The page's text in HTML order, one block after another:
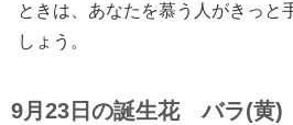
ときは、あなたを慕う人がきっと
しょう。
9月23日の誕生花 バラ(黄)